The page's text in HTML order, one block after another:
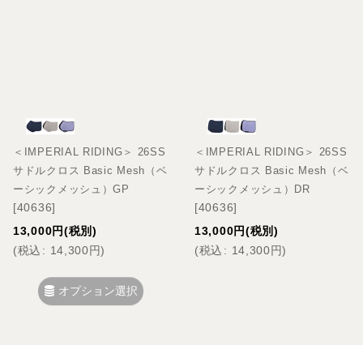
＜IMPERIAL RIDING＞ 26SS
サドルクロス Basic Mesh（ベ
ーシックメッシュ）GP
[40636]
13,000円(税別)
(税込 : 14,300円)
オプション選択
＜IMPERIAL RIDING＞ 26SS
サドルクロス Basic Mesh（ベ
ーシックメッシュ）DR
[40636]
13,000円(税別)
(税込 : 14,300円)